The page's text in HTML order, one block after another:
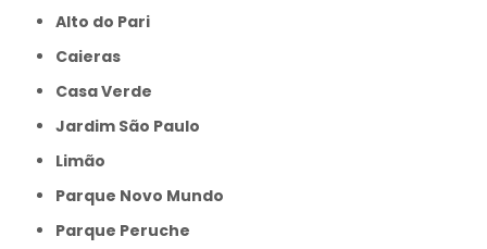
Alto do Pari
Caieras
Casa Verde
Jardim São Paulo
Limão
Parque Novo Mundo
Parque Peruche